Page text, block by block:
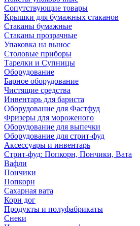
Сопутствующие товары
Крышки для бумажных стаканов
Стаканы бумажные
Стаканы прозрачные
Упаковка на вынос
Столовые приборы
Тарелки и Супницы
Оборудование
Барное оборудование
Чистящие средства
Инвентарь для бариста
Оборудование для Фастфуд
Фризеры для мороженого
Оборудование для выпечки
Оборудование для стрит-фуд
Аксессуары и инвентарь
Стрит-фуд: Попкорн, Пончики, Вата
Вафли
Пончики
Попкорн
Сахарная вата
Корн дог
Продукты и полуфабрикаты
Снеки